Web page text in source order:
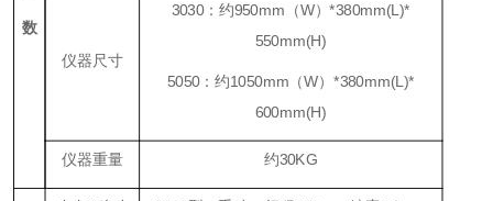
数
仪器尺寸
3030：约950mm（W）*380mm(L)*
550mm(H)
5050：约1050mm（W）*380mm(L)*
600mm(H)
仪器重量 约30KG